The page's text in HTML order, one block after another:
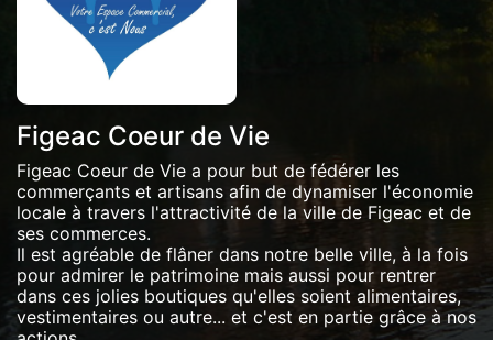
Figeac Coeur de Vie
Figeac Coeur de Vie a pour but de fédérer les
commerçants et artisans afin de dynamiser l'économie
locale à travers l'attractivité de la ville de Figeac et de
ses commerces.
Il est agréable de flâner dans notre belle ville, à la fois
pour admirer le patrimoine mais aussi pour rentrer
dans ces jolies boutiques qu'elles soient alimentaires,
vestimentaires ou autre... et c'est en partie grâce à nos